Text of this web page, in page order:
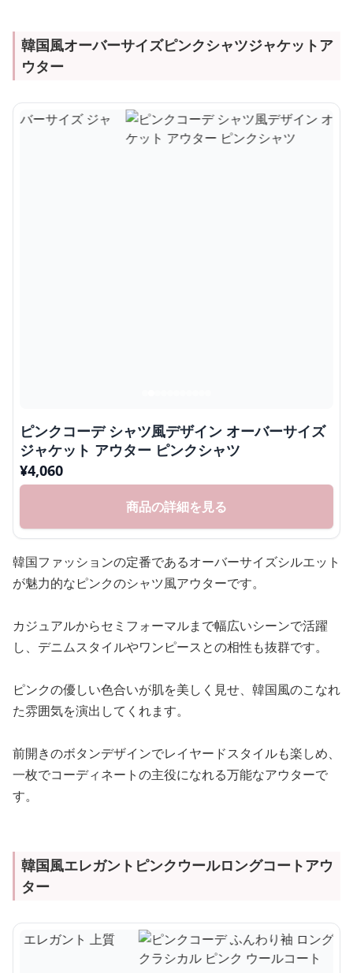
韓国風オーバーサイズピンクシャツジャケットア
ウター
ピンクコーデ シャツ風デザイン オーバーサイズ
ジャケット アウター ピンクシャツ
¥4,060
商品の詳細を見る
韓国ファッションの定番であるオーバーサイズシルエット
が魅力的なピンクのシャツ風アウターです。
カジュアルからセミフォーマルまで幅広いシーンで活躍
し、デニムスタイルやワンピースとの相性も抜群です。
ピンクの優しい色合いが肌を美しく見せ、韓国風のこなれ
た雰囲気を演出してくれます。
前開きのボタンデザインでレイヤードスタイルも楽しめ、
一枚でコーディネートの主役になれる万能なアウターで
す。
韓国風エレガントピンクウールロングコートアウ
ター